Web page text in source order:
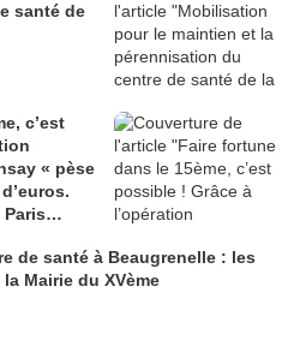
santé de
c’est
« pèse
Paris…
de santé à Beaugrenelle : les
Mairie du XVème